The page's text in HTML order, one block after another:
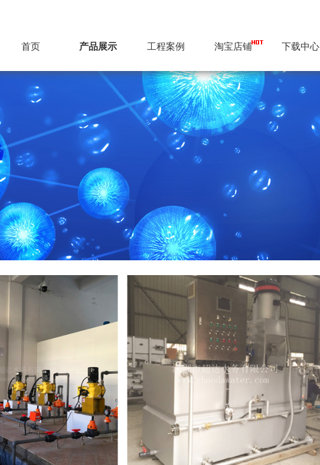
首页 产品展示 工程案例 淘宝店铺 下载中心